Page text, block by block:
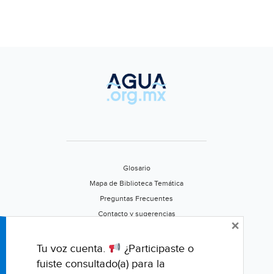
Glosario
Mapa de Biblioteca Temática
Preguntas Frecuentes
Contacto y sugerencias
Califica este portal
Tu voz cuenta.
¿Participaste o
fuiste consultado(a) para la
×